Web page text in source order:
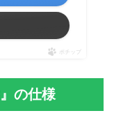
ポチップ
の仕様